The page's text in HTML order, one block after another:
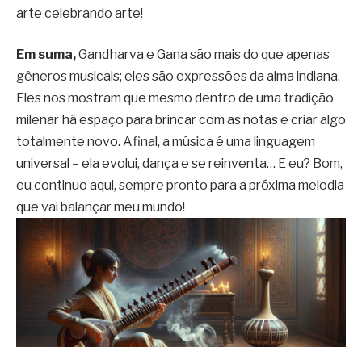
arte celebrando arte!
Em suma,Gandharva e Gana são mais do que apenas
gêneros musicais; eles são expressões da alma indiana.
Eles nos mostram que mesmo dentro de uma tradição
milenar há espaço para brincar com as notas e criar algo
totalmente novo. Afinal, a música é uma linguagem
universal – ela evolui, dança e se reinventa… E eu? Bom,
eu continuo aqui, sempre pronto para a próxima melodia
que vai balançar meu mundo!